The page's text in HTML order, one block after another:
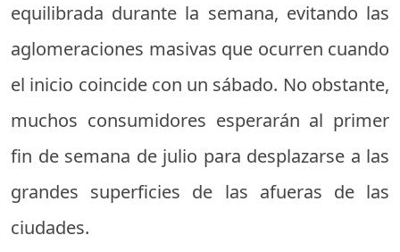
equilibrada durante la semana, evitando las
aglomeraciones masivas que ocurren cuando
el inicio coincide con un sábado. No obstante,
muchos consumidores esperarán al primer
fin de semana de julio para desplazarse a las
grandes superficies de las afueras de las
ciudades.